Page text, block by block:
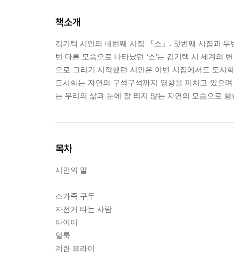
책소개
김기택 시인의 네번째 시집 『소』. 첫번째 시집과
번 다른 모습으로 나타났던 ‘소’는 김기택 시 세계의
으로 그리기 시작했던 시인은 이번 시집에서도 도시
도시화는 자연의 구석구석까지 영향을 끼치고 있으
는 우리의 삶과 눈에 잘 띄지 않는 자연의 모습으로 향
목차
시인의 말
소가죽 구두
자전거 타는 사람
타이어
얼룩
계란 프라이